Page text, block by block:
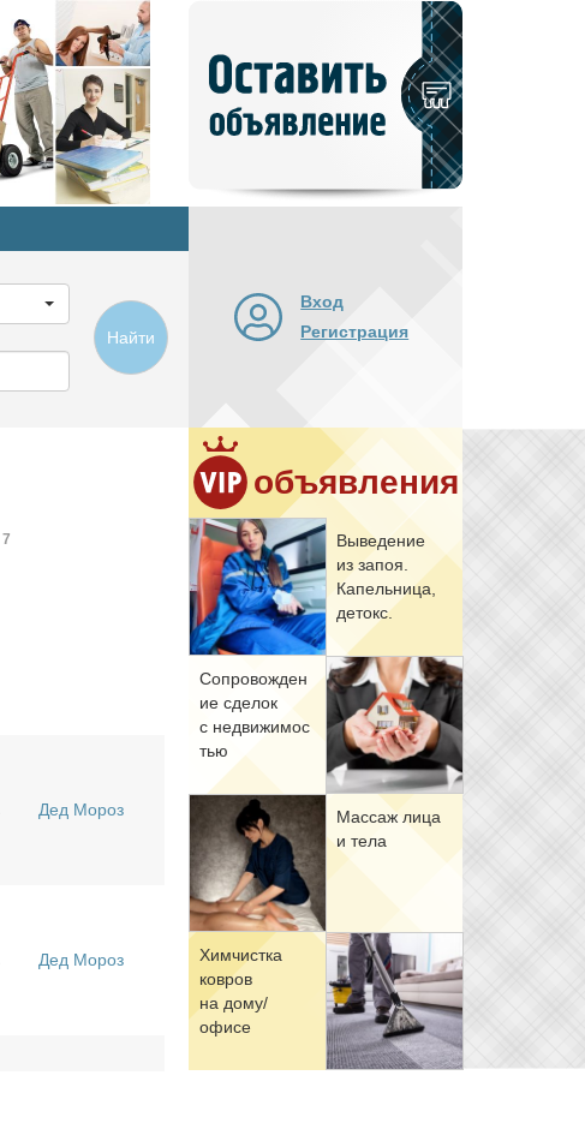
объявление
Найти
Вход
Регистрация
объявления
Вы­ве­де­ние
из за­поя.
Ка­пель­ни­ца,
де­токс.
Со­про­вож­де­н
ие сде­лок
с недви­жи­мо­с
тью
Мас­саж ли­ца
и те­ла
Хим­чист­ка
ков­ров
на до­му/
офи­се
7
Дед Мороз
Дед Мороз